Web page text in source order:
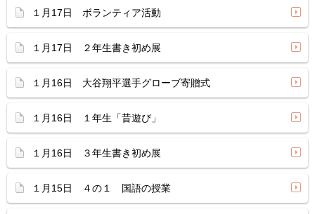
１月17日 ボランティア活動
１月17日 ２年生書き初め展
１月16日 大谷翔平選手グローブ寄贈式
１月16日 １年生「昔遊び」
１月16日 ３年生書き初め展
１月15日 ４の１ 国語の授業